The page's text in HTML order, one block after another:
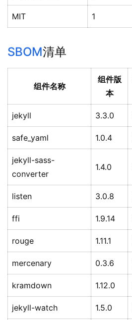
MIT 1
SBOM清单
组件名称
组件版
本
jekyll 3.3.0
safe_yaml 1.0.4
jekyll-sass-
converter
1.4.0
listen 3.0.8
ffi 1.9.14
rouge 1.11.1
mercenary 0.3.6
kramdown 1.12.0
jekyll-watch 1.5.0